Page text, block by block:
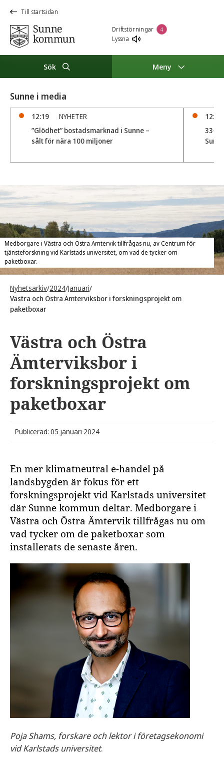
Till startsidan
Driftstörningar 4
Lyssna
Sök Meny
Sunne i media
12:19
NYHETER
”Glödhet” bostadsmarknad i Sunne –
sålt för nära 100 miljoner
12:07
33-
Medborgare i Västra och Östra Ämtervik tillfrågas nu, av Centrum för
tjänsteforskning vid Karlstads universitet, om vad de tycker om
paketboxar.
Nyhetsarkiv/2024/Januari/
Västra och Östra Ämterviksbor i forskningsprojekt om
paketboxar
Västra och Östra
Ämterviksbor i
forskningsprojekt om
paketboxar
Publicerad: 05 januari 2024
En mer klimatneutral e-handel på
landsbygden är fokus för ett
forskningsprojekt vid Karlstads universitet
där Sunne kommun deltar. Medborgare i
Västra och Östra Ämtervik tillfrågas nu om
vad tycker om de paketboxar som
installerats de senaste åren.
Poja Shams, forskare och lektor i företagsekonomi
vid Karlstads universitet.